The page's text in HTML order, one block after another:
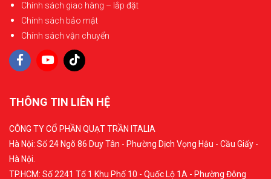
góc chiếu của đèn cần sử dụng. Diện tích phòng sẽ
quyết định số lượng đèn cần lắp để đảm bảo độ sáng
đồng đều. Màu sắc nội thất cũng là một yếu tố cần xem
xét khi chọn nhiệt độ màu của đèn, nhằm tạo ra sự hài
3. Công suất và nhiệt độ màu của đèn
Công suất đèn quyết định độ sáng và cần được điều
chỉnh phù hợp với từng loại phòng. Ví dụ, phòng khách
thường cần 5-10W cho mỗi m², trong khi phòng ngủ chỉ
Chính sách giao hàng – lắp đặt
Chính sách bảo mật
Chính sách vận chuyển
THÔNG TIN LIÊN HỆ
CÔNG TY CỔ PHẦN QUẠT TRẦN ITALIA
Hà Nội: Số 24 Ngõ 86 Duy Tân - Phường Dịch Vọng Hậu - Cầu Giấy -
Hà Nội.
TP.HCM: Số 2241 Tổ 1 Khu Phố 10 - Quốc Lộ 1A - Phường Đông